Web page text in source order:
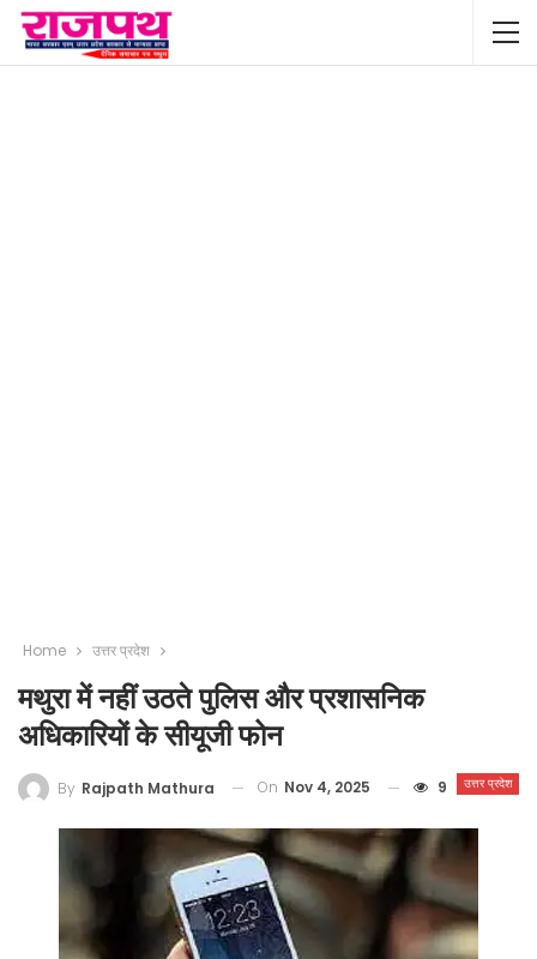
Home उत्तर प्रदेश
मथुरा में नहीं उठते पुलिस और प्रशासनिक
अधिकारियों के सीयूजी फोन
उत्तर प्रदेश
By Rajpath Mathura On Nov 4, 2025 9